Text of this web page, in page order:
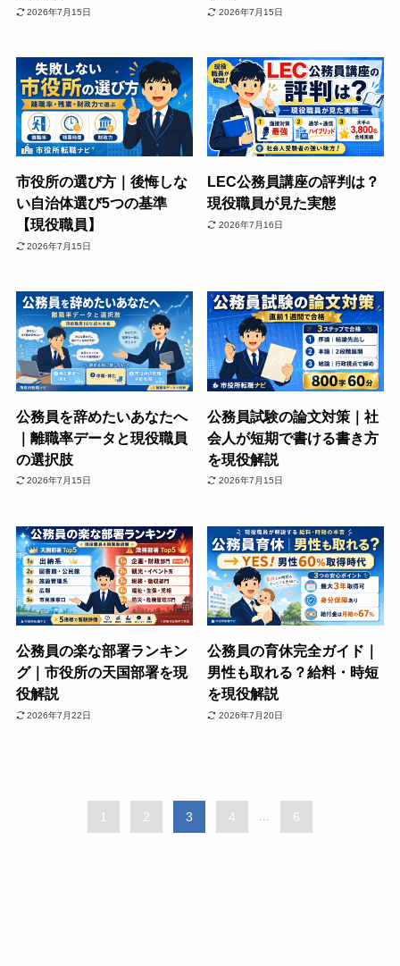
2026年7月15日 2026年7月15日
市役所の選び方｜後悔しな
い自治体選び5つの基準
【現役職員】
2026年7月15日
LEC公務員講座の評判は？
現役職員が見た実態
2026年7月16日
公務員を辞めたいあなたへ
｜離職率データと現役職員
の選択肢
2026年7月15日
公務員試験の論文対策｜社
会人が短期で書ける書き方
を現役解説
2026年7月15日
公務員の楽な部署ランキン
グ｜市役所の天国部署を現
役解説
2026年7月22日
公務員の育休完全ガイド｜
男性も取れる？給料・時短
を現役解説
2026年7月20日
1 2 3 4 6